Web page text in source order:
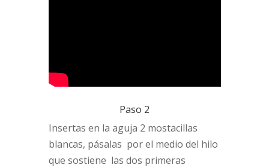
Paso 2
Insertas en la aguja 2 mostacillas
blancas, pásalas por el medio del hilo
que sostiene las dos primeras